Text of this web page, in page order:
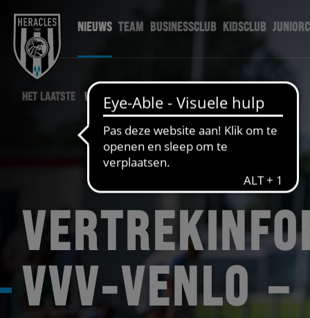
NIEUWS TEAM BUSINESSCLUB KIDSCLUB
HET LAATSTE WEDSTRIJD NIEUWS
VVV-VENLO –